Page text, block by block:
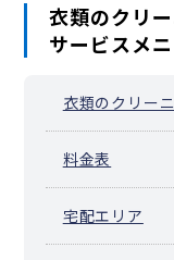
衣類のクリ
サービスメ
衣類のクリー
料金表
宅配エリア